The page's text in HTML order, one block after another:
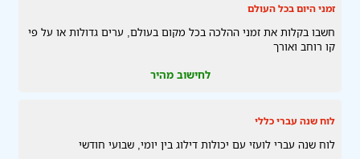
זמני היום בכל העולם
חשבו בקלות את זמני ההלכה בכל מקום בעולם, ערים גדולות או על פי
קו רוחב ואורך
לחישוב מהיר
לוח שנה עברי כללי
לוח שנה עברי לועזי עם יכולות דילוג בין יומי, שבועי חודשי